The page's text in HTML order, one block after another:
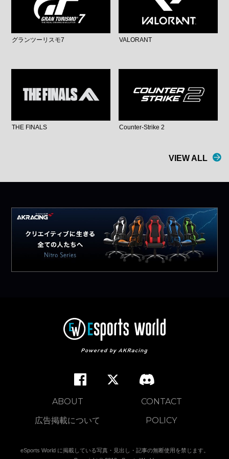
グランツーリスモ7 VALORANT
THE FINALS Counter-Strike 2
VIEW ALL
ABOUT
CONTACT
広告掲載について
POLICY
eSports World に掲載している写真・見出し・記事の無断使用を禁じます。